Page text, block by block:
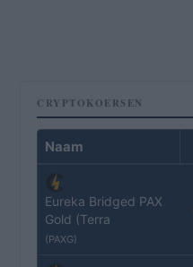
CRYPTOKOERSEN
Naam
Eureka Bridged PAX
Gold (Terra
(PAXG)